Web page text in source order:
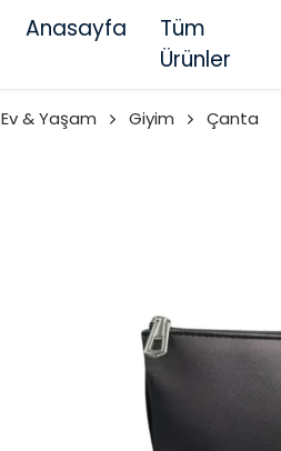
Anasayfa
Tüm
Ürünler
Ev & Yaşam Giyim Çanta